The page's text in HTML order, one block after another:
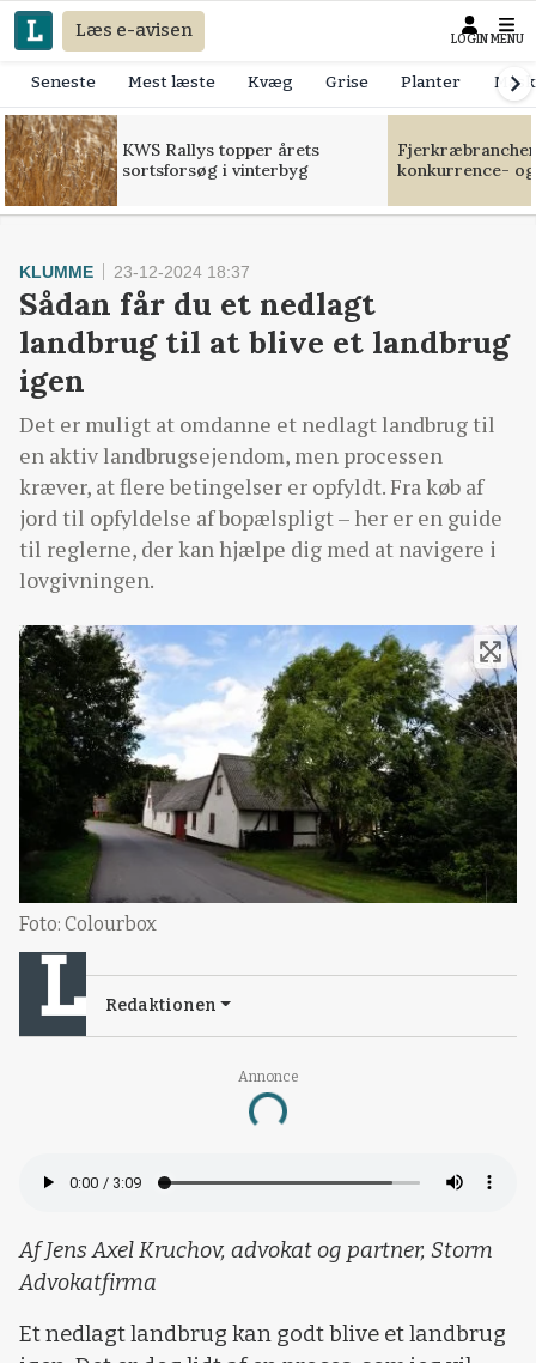
Læs e-avisen LOGIN MENU
Seneste Mest læste Kvæg Grise Planter
KWS Rallys topper årets
sortsforsøg i vinterbyg
konkurrence-
Annonce
Loading...
KLUMME 23-12-2024 18:37
Sådan får du et nedlagt
landbrug til at blive et landbrug
igen
Det er muligt at omdanne et nedlagt landbrug til
en aktiv landbrugsejendom, men processen
kræver, at flere betingelser er opfyldt. Fra køb af
jord til opfyldelse af bopælspligt – her er en guide
til reglerne, der kan hjælpe dig med at navigere i
lovgivningen.
Foto: Colourbox
Redaktionen
Af Jens Axel Kruchov, advokat og partner, Storm
Advokatfirma
Et nedlagt landbrug kan godt blive et landbrug